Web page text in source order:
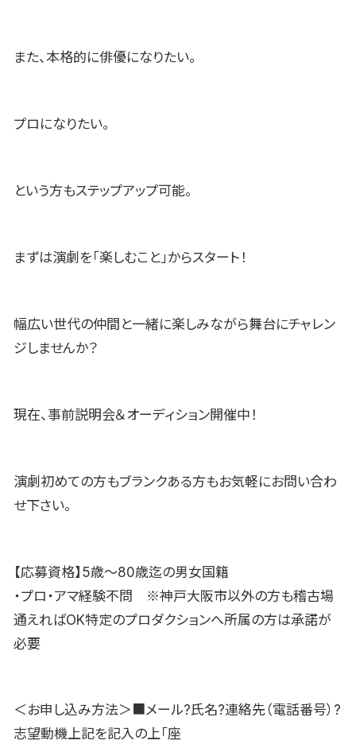
また、本格的に俳優になりたい。
プロになりたい。
という方もステップアップ可能。
まずは演劇を「楽しむこと」からスタート！
幅広い世代の仲間と一緒に楽しみながら舞台にチャレン
ジしませんか？
現在、事前説明会＆オーディション開催中！
演劇初めての方もブランクある方もお気軽にお問い合わ
せ下さい。
【応募資格】5歳〜80歳迄の男女国籍
・プロ・アマ経験不問 ※神戸大阪市以外の方も稽古場
通えればOK特定のプロダクションへ所属の方は承諾が
必要
＜お申し込み方法＞■メール?氏名?連絡先（電話番号）?
志望動機上記を記入の上「座